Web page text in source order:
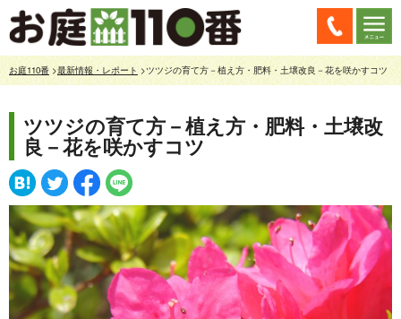
お庭110番>最新情報・レポート >ツツジの育て方－植え方・肥料・土壌改良－花を咲かすコツ
ツツジの育て方－植え方・肥料・土壌改
良－花を咲かすコツ